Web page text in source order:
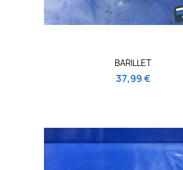
BARILLET
37,99 €